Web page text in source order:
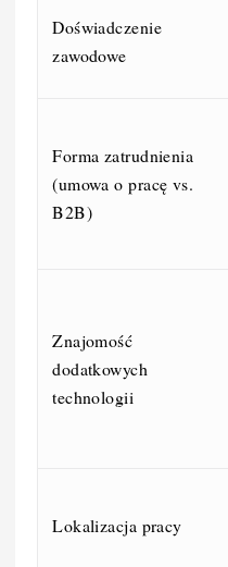
Doświadczenie
zawodowe
Forma zatrudnienia
(umowa o pracę vs.
B2B)
Znajomość
dodatkowych
technologii
Lokalizacja pracy